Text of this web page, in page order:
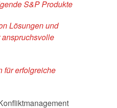
S&P Produkte
Lösungen und
für erfolgreiche